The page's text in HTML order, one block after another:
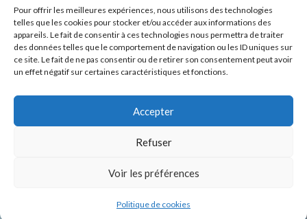
Pour offrir les meilleures expériences, nous utilisons des technologies
telles que les cookies pour stocker et/ou accéder aux informations des
appareils. Le fait de consentir à ces technologies nous permettra de traiter
des données telles que le comportement de navigation ou les ID uniques sur
ce site. Le fait de ne pas consentir ou de retirer son consentement peut avoir
un effet négatif sur certaines caractéristiques et fonctions.
Accepter
Refuser
Voir les préférences
Politique de cookies